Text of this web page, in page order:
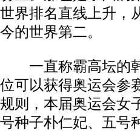
世界排名直线上升，
今的世界第二。
一直称霸高坛的韩
位可以获得奥运会参
规则，本届奥运会女
号种子朴仁妃、五号